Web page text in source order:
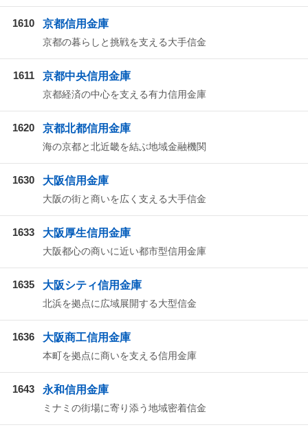
1610 京都信用金庫
京都の暮らしと挑戦を支える大手信金
1611 京都中央信用金庫
京都経済の中心を支える有力信用金庫
1620 京都北都信用金庫
海の京都と北近畿を結ぶ地域金融機関
1630 大阪信用金庫
大阪の街と商いを広く支える大手信金
1633 大阪厚生信用金庫
大阪都心の商いに近い都市型信用金庫
1635 大阪シティ信用金庫
北浜を拠点に広域展開する大型信金
1636 大阪商工信用金庫
本町を拠点に商いを支える信用金庫
1643 永和信用金庫
ミナミの街場に寄り添う地域密着信金